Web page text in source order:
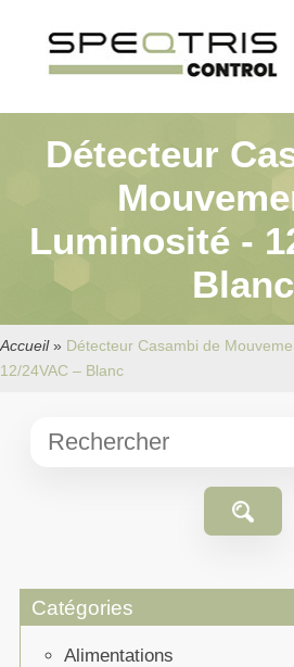
Détecteur
Luminosité -
Blanc
Accueil» Détecteur Casambi de
12/24VAC – Blanc
Catégories
Alimentations